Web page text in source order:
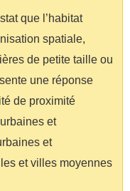
que l’habitat
spatiale,
de petite taille ou
une réponse
de proximité
et
et
et villes moyennes